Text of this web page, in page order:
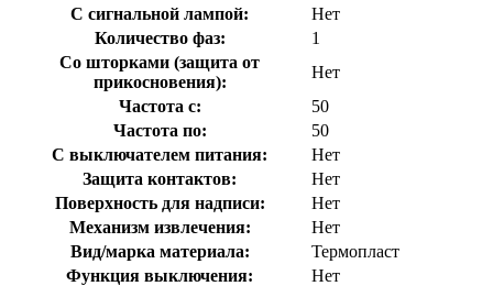
С сигнальной лампой:
Нет
Количество фаз:
1
Со шторками (защита от
прикосновения):
Нет
Частота с:
50
Частота по:
50
С выключателем питания:
Нет
Защита контактов:
Нет
Поверхность для надписи:
Нет
Механизм извлечения:
Нет
Вид/марка материала:
Термопласт
Функция выключения:
Нет